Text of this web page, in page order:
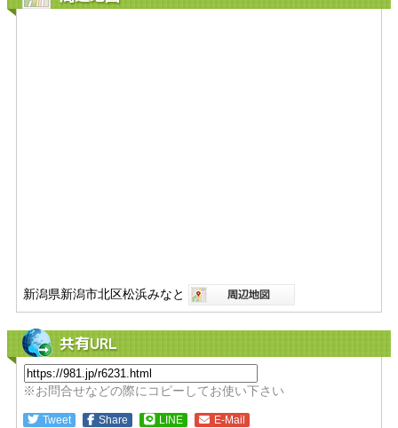
新潟県新潟市北区松浜みなと
共有URL
※お問合せなどの際にコピーしてお使い下さい
Tweet Share LINE E-Mail